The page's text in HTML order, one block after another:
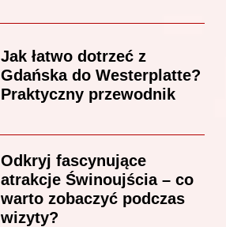
Jak łatwo dotrzeć z
Gdańska do Westerplatte?
Praktyczny przewodnik
Odkryj fascynujące
atrakcje Świnoujścia – co
warto zobaczyć podczas
wizyty?